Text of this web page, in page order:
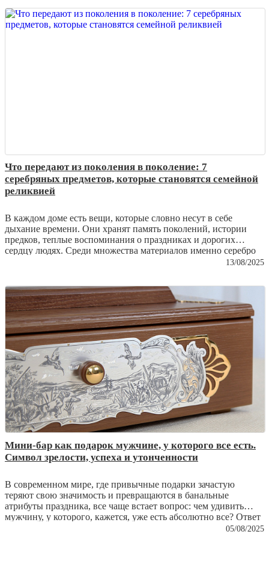
металл в настоящее произведение искусства.
Что передают из поколения в поколение: 7
серебряных предметов, которые становятся семейной
реликвией
В каждом доме есть вещи, которые словно несут в себе
дыхание времени. Они хранят память поколений, истории
предков, теплые воспоминания о праздниках и дорогих
сердцу людях. Среди множества материалов именно серебро
Сегодня мы расскажем о семи серебряных предметах, которые
из простой вещи превращаются в настоящую семейную
реликвию.
13/08/2025
Мини-бар как подарок мужчине, у которого все есть.
Символ зрелости, успеха и утонченности
В современном мире, где привычные подарки зачастую
теряют свою значимость и превращаются в банальные
атрибуты праздника, все чаще встает вопрос: чем удивить
мужчину, у которого, кажется, уже есть абсолютно все? Ответ
кроется не в практичности и не в сиюминутной выгоде, а в
05/08/2025